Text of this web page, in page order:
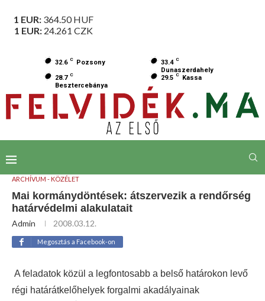
1 EUR: 364.50HUF
1 EUR: 24.261 CZK
32.6 C Pozsony 33.4 C
Dunaszerdahely
28.7 C
Besztercebánya
29.5 C Kassa
ARCHÍVUM - KÖZÉLET
Mai kormánydöntések: átszervezik a rendőrség
határvédelmi alakulatait
Admin 2008.03.12.
Megosztás a Facebook-on
A feladatok közül a legfontosabb a belső határokon levő
régi határátkelőhelyek forgalmi akadályainak